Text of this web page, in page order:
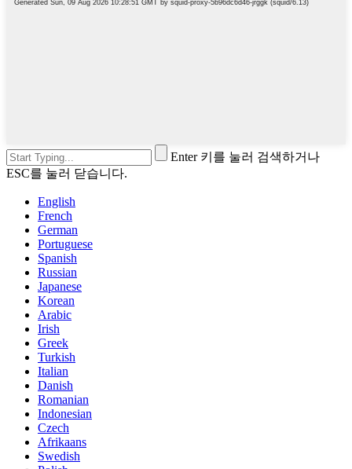
Enter 키를 눌러 검색하거나
ESC를 눌러 닫습니다.
English
French
German
Portuguese
Spanish
Russian
Japanese
Korean
Arabic
Irish
Greek
Turkish
Italian
Danish
Romanian
Indonesian
Czech
Afrikaans
Swedish